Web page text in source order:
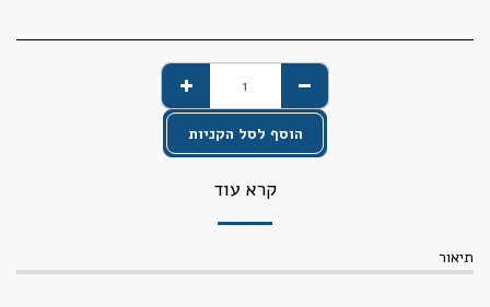
הוסף לסל הקניות
קרא עוד
תיאור